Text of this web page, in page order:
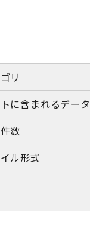
リ
に含まれるデータ
数
ル形式